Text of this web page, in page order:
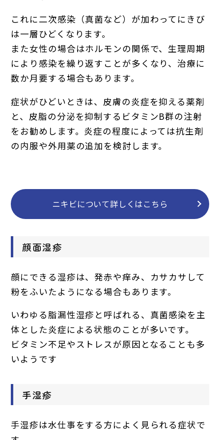
これに二次感染（真菌など）が加わってにきび
は一層ひどくなります。
また女性の場合はホルモンの関係で、生理周期
により感染を繰り返すことが多くなり、治療に
数か月要する場合もあります。
症状がひどいときは、皮膚の炎症を抑える薬剤
と、皮脂の分泌を抑制するビタミンB群の注射
をお勧めします。炎症の程度によっては抗生剤
の内服や外用薬の追加を検討します。
ニキビについて詳しくはこちら
顔面湿疹
顔にできる湿疹は、発赤や痒み、カサカサして
粉をふいたようになる場合もあります。
いわゆる脂漏性湿疹と呼ばれる、真菌感染を主
体とした炎症による状態のことが多いです。
ビタミン不足やストレスが原因となることも多
いようです
手湿疹
手湿疹は水仕事をする方によく見られる症状で